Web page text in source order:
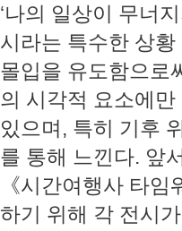
‘나의 일상이 무너
시라는 특수한 상
몰입을 유도함으로
의 시각적 요소에
있으며, 특히 기후
를 통해 느낀다. 앞
《시간여행사 타
하기 위해 각 전시